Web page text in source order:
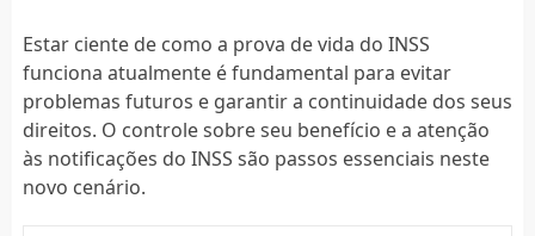
Estar ciente de como a prova de vida do INSS
funciona atualmente é fundamental para evitar
problemas futuros e garantir a continuidade dos seus
direitos. O controle sobre seu benefício e a atenção
às notificações do INSS são passos essenciais neste
novo cenário.